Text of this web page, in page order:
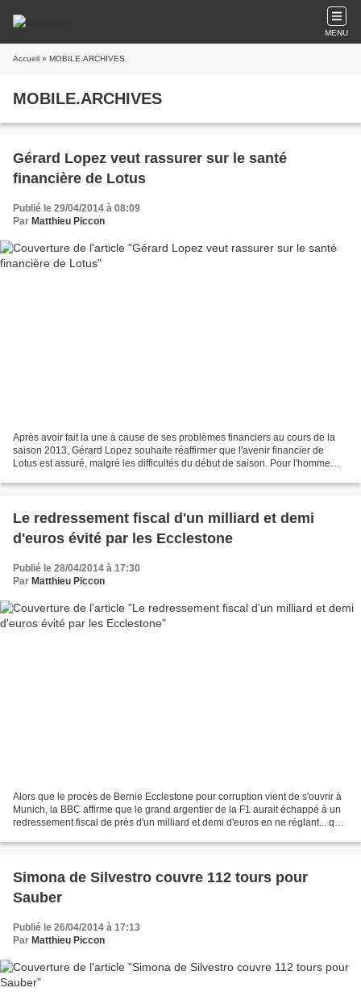
MENU
Accueil » MOBILE.ARCHIVES
MOBILE.ARCHIVES
Gérard Lopez veut rassurer sur le santé
financière de Lotus
Publié le 29/04/2014 à 08:09
Par Matthieu Piccon
Après avoir fait la une à cause de ses problèmes financiers au cours de la
saison 2013, Gérard Lopez souhaite réaffirmer que l'avenir financier de
Lotus est assuré, malgré les difficultés du début de saison. Pour l'homme
Le redressement fiscal d'un milliard et demi
d'euros évité par les Ecclestone
Publié le 28/04/2014 à 17:30
Par Matthieu Piccon
Alors que le procès de Bernie Ecclestone pour corruption vient de s'ouvrir à
Munich, la BBC affirme que le grand argentier de la F1 aurait échappé à un
redressement fiscal de près d'un milliard et demi d'euros en ne réglant... que
Simona de Silvestro couvre 112 tours pour
Sauber
Publié le 26/04/2014 à 17:13
Par Matthieu Piccon